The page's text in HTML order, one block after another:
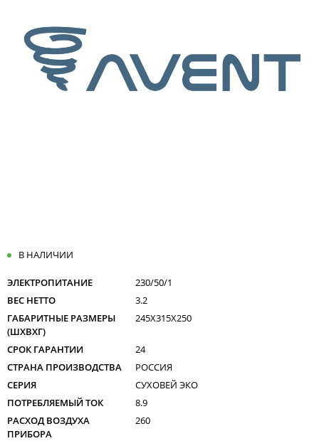
В НАЛИЧИИ
ЭЛЕКТРОПИТАНИЕ
230/50/1
ВЕС НЕТТО
3.2
ГАБАРИТНЫЕ РАЗМЕРЫ
(ШXВXГ)
245X315X250
СРОК ГАРАНТИИ
24
СТРАНА ПРОИЗВОДСТВА
РОССИЯ
СЕРИЯ
СУХОВЕЙ ЭКО
ПОТРЕБЛЯЕМЫЙ ТОК
8.9
РАСХОД ВОЗДУХА
ПРИБОРА
260